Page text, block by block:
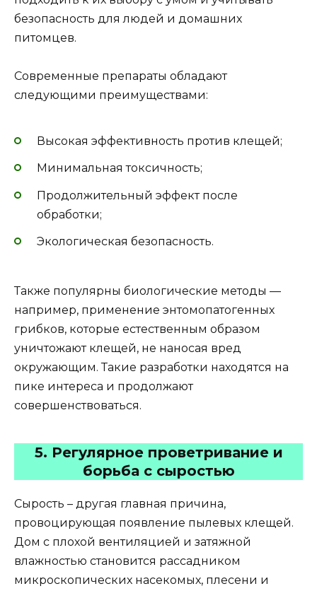
безопасность для людей и домашних
питомцев.
Современные препараты обладают
следующими преимуществами:
Высокая эффективность против клещей;
Минимальная токсичность;
Продолжительный эффект после
обработки;
Экологическая безопасность.
Также популярны биологические методы —
например, применение энтомопатогенных
грибков, которые естественным образом
уничтожают клещей, не наносая вред
окружающим. Такие разработки находятся на
пике интереса и продолжают
совершенствоваться.
5. Регулярное проветривание и
борьба с сыростью
Сырость – другая главная причина,
провоцирующая появление пылевых клещей.
Дом с плохой вентиляцией и затяжной
влажностью становится рассадником
микроскопических насекомых, плесени и